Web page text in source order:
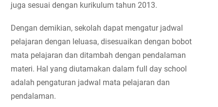
juga sesuai dengan kurikulum tahun 2013.
Dengan demikian, sekolah dapat mengatur jadwal
pelajaran dengan leluasa, disesuaikan dengan bobot
mata pelajaran dan ditambah dengan pendalaman
materi. Hal yang diutamakan dalam full day school
adalah pengaturan jadwal mata pelajaran dan
pendalaman.